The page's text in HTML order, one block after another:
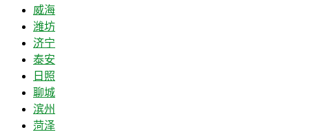
威海
潍坊
济宁
泰安
日照
聊城
滨州
菏泽